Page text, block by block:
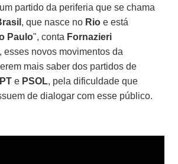
partido da periferia que se chama
, que nasce no Rio e está
Paulo", conta Fornazieri
esses novos movimentos da
mais saber dos partidos de
PT e PSOL, pela dificuldade que
de dialogar com esse público.